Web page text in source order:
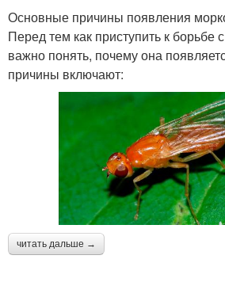
Основные причины появления
Перед тем как приступить к борьбе
важно понять, почему она
причины включают:
читать дальше →